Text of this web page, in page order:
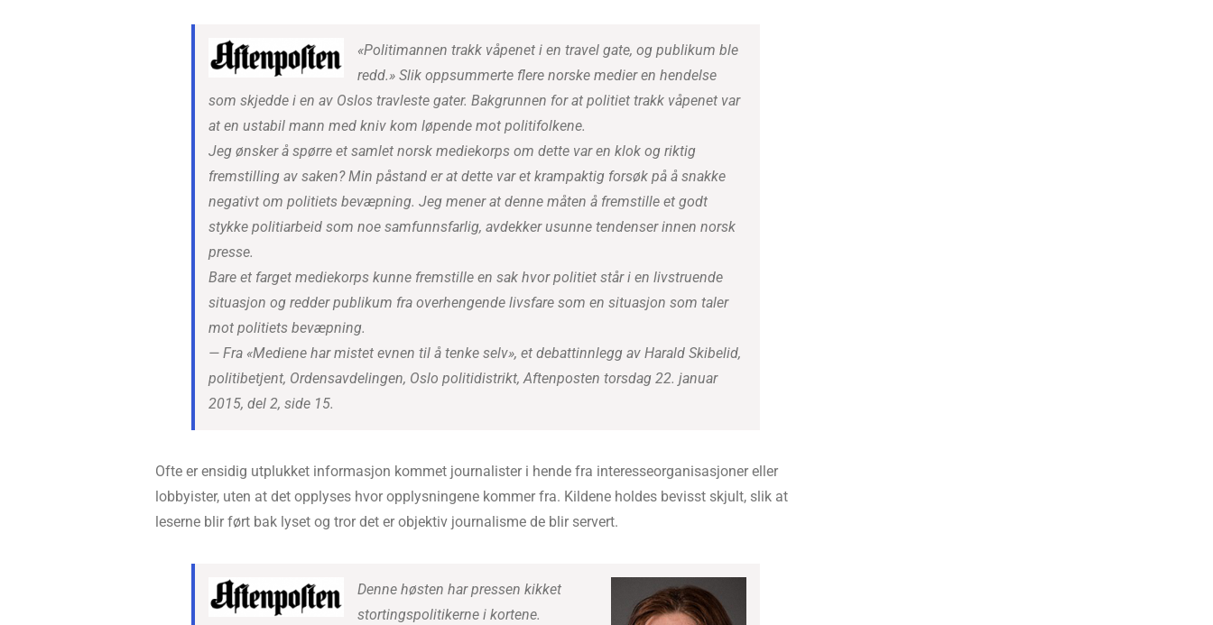
«Politimannen trakk våpenet i en travel gate, og publikum ble
redd.» Slik oppsummerte flere norske medier en hendelse
som skjedde i en av Oslos travleste gater. Bakgrunnen for at politiet trakk våpenet var
at en ustabil mann med kniv kom løpende mot politifolkene.
Jeg ønsker å spørre et samlet norsk mediekorps om dette var en klok og riktig
fremstilling av saken? Min påstand er at dette var et krampaktig forsøk på å snakke
negativt om politiets bevæpning. Jeg mener at denne måten å fremstille et godt
stykke politiarbeid som noe samfunnsfarlig, avdekker usunne tendenser innen norsk
presse.
Bare et farget mediekorps kunne fremstille en sak hvor politiet står i en livstruende
situasjon og redder publikum fra overhengende livsfare som en situasjon som taler
mot politiets bevæpning.
— Fra «Mediene har mistet evnen til å tenke selv», et debattinnlegg av Harald Skibelid,
politibetjent, Ordensavdelingen, Oslo politidistrikt, Aftenposten torsdag 22. januar
2015, del 2, side 15.
Ofte er ensidig utplukket informasjon kommet journalister i hende fra interesseorganisasjoner eller
lobbyister, uten at det opplyses hvor opplysningene kommer fra. Kildene holdes bevisst skjult, slik at
leserne blir ført bak lyset og tror det er objektiv journalisme de blir servert.
Denne høsten har pressen kikket
stortingspolitikerne i kortene.